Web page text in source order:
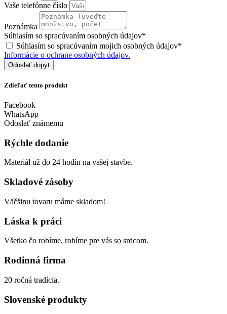
Vaše telefónne číslo
Poznámka
Súhlasím so spracúvaním osobných údajov*
Súhlasím so spracúvaním mojich osobných údajov*
Informácie o ochrane osobných údajov.
Odoslať dopyt
Zdieľať tento produkt
Facebook
WhatsApp
Odoslať známemu
Rýchle dodanie
Materiál už do 24 hodín na vašej stavbe.
Skladové zásoby
Väčšinu tovaru máme skladom!
Láska k práci
Všetko čo robíme, robíme pre vás so srdcom.
Rodinná firma
20 ročná tradícia.
Slovenské produkty